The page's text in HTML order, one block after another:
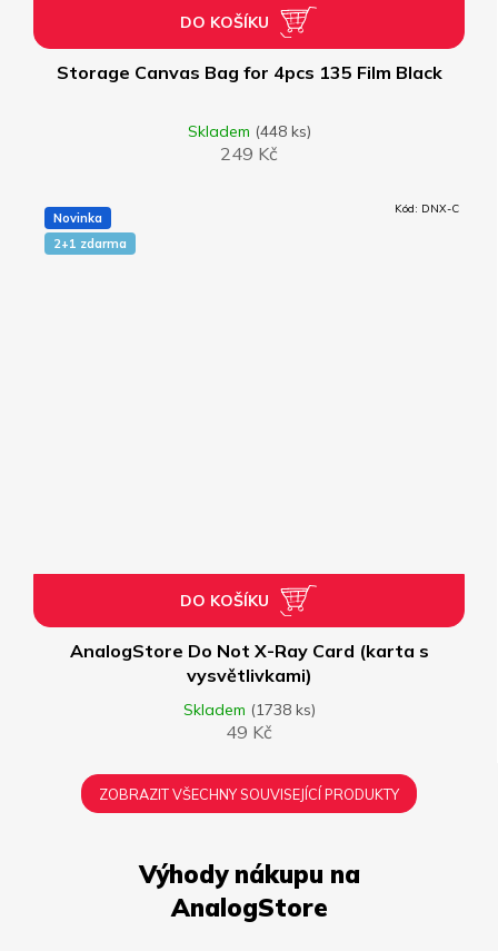
Storage Canvas Bag for 4pcs 135 Film Black
Skladem (448 ks)
249 Kč
DO KOŠÍKU
Novinka
2+1 zdarma
AnalogStore Do Not X-Ray Card (karta s
vysvětlivkami)
Skladem (1738 ks)
49 Kč
DO KOŠÍKU
Kód: DNX-C
ZOBRAZIT VŠECHNY SOUVISEJÍCÍ PRODUKTY